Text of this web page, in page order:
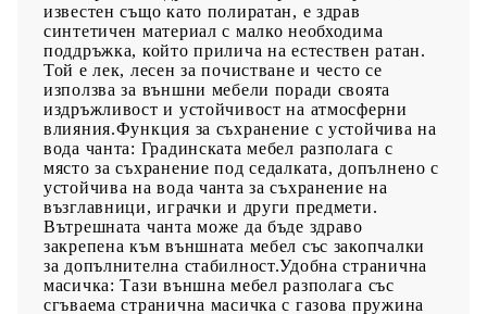
известен също като полиратан, е здрав
синтетичен материал с малко необходима
поддръжка, който прилича на естествен ратан.
Той е лек, лесен за почистване и често се
използва за външни мебели поради своята
издръжливост и устойчивост на атмосферни
влияния.Функция за съхранение с устойчива на
вода чанта: Градинската мебел разполага с
място за съхранение под седалката, допълнено с
устойчива на вода чанта за съхранение на
възглавници, играчки и други предмети.
Вътрешната чанта може да бъде здраво
закрепена към външната мебел със закопчалки
за допълнителна стабилност.Удобна странична
масичка: Тази външна мебел разполага със
сгъваема странична масичка с газова пружина